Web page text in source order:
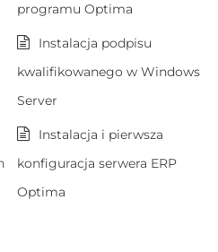
programu Optima
Instalacja podpisu
kwalifikowanego w Windows
Server
Instalacja i pierwsza
konfiguracja serwera ERP
Optima